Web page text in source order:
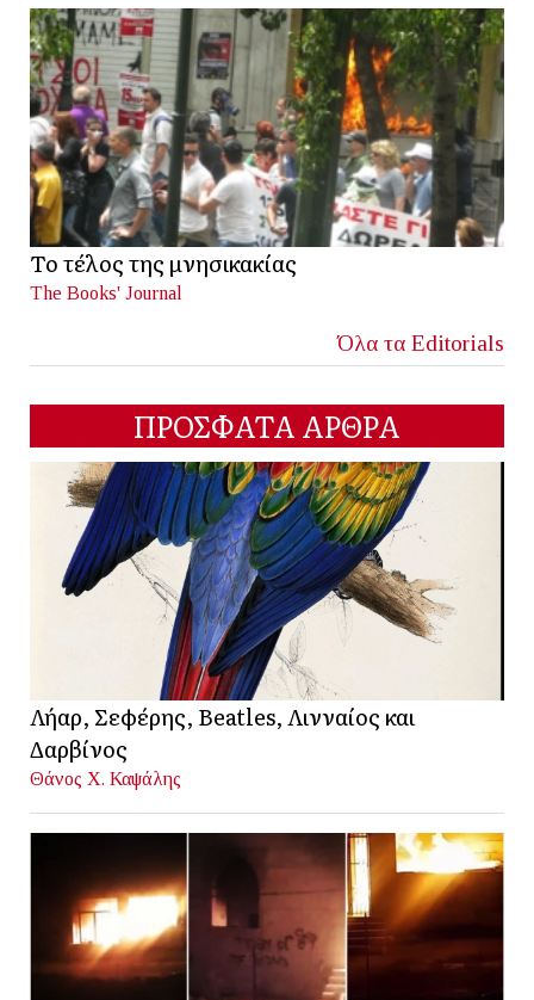
Το τέλος της μνησικακίας
The Books' Journal
Όλα τα Editorials
ΠΡΟΣΦΑΤΑ ΑΡΘΡΑ
Λήαρ, Σεφέρης, Beatles, Λινναίος και
Δαρβίνος
Θάνος Χ. Καψάλης